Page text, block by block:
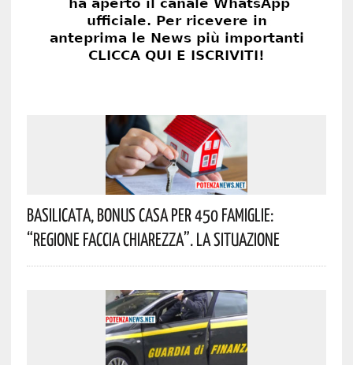
Basilicata, Bonus Casa Per 450 Famiglie:
“Regione Faccia Chiarezza”. La Situazione